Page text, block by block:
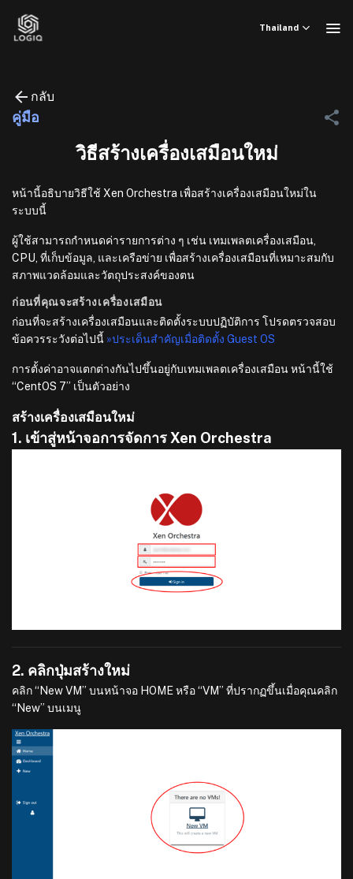
Thailand
กลับ
คู่มือ
วิธีสร้างเครื่องเสมือนใหม่
หน้านี้อธิบายวิธีใช้ Xen Orchestra เพื่อสร้างเครื่องเสมือนใหม่ใน
ระบบนี้
ผู้ใช้สามารถกำหนดค่ารายการต่าง ๆ เช่น เทมเพลตเครื่องเสมือน,
CPU, ที่เก็บข้อมูล, และเครือข่าย เพื่อสร้างเครื่องเสมือนที่เหมาะสมกับ
สภาพแวดล้อมและวัตถุประสงค์ของตน
ก่อนที่คุณจะสร้างเครื่องเสมือน
ก่อนที่จะสร้างเครื่องเสมือนและติดตั้งระบบปฏิบัติการ โปรดตรวจสอบ
ข้อควรระวังต่อไปนี้ »ประเด็นสำคัญเมื่อติดตั้ง Guest OS
การตั้งค่าอาจแตกต่างกันไปขึ้นอยู่กับเทมเพลตเครื่องเสมือน หน้านี้ใช้
“CentOS 7” เป็นตัวอย่าง
สร้างเครื่องเสมือนใหม่
1. เข้าสู่หน้าจอการจัดการ Xen Orchestra
2. คลิกปุ่มสร้างใหม่
คลิก “New VM” บนหน้าจอ HOME หรือ “VM” ที่ปรากฏขึ้นเมื่อคุณคลิก
“New” บนเมนู